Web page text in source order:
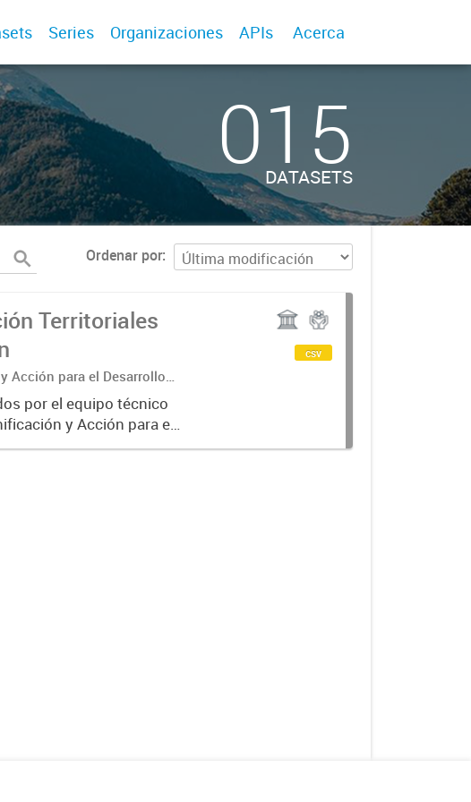
Series Organizaciones APIs Acerca
015
DATASETS
Ordenar por
Territoriales
Acción para el Desarrollo
Mg Daniela Torrisi
por el equipo técnico
y Acción para el
y de Gobiernos
csv